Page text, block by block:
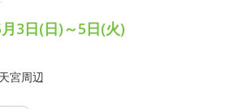
3日(日)～5日(火)
宮周辺